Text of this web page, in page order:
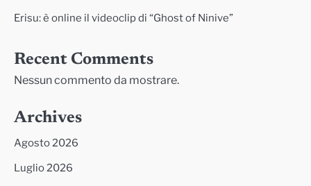
Erisu: è online il videoclip di “Ghost of Ninive”
Recent Comments
Nessun commento da mostrare.
Archives
Agosto 2026
Luglio 2026